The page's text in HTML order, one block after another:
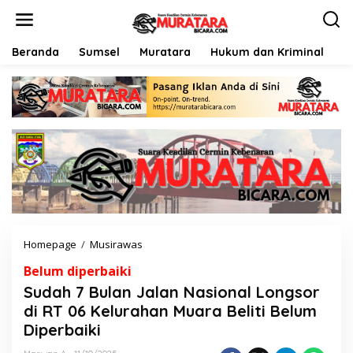
Beranda Sumsel Muratara Hukum dan Kriminal
Homepage / Musirawas
a
h
7
Belum diperbaiki
Sudah 7 Bulan Jalan Nasional Longsor
di RT 06 Kelurahan Muara Beliti Belum
Diperbaiki